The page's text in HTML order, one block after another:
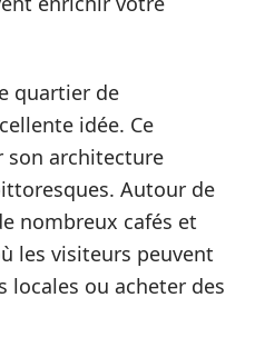
quartier de
idée. Ce
son architecture
Autour de
nombreux cafés et
les visiteurs peuvent
locales ou acheter des